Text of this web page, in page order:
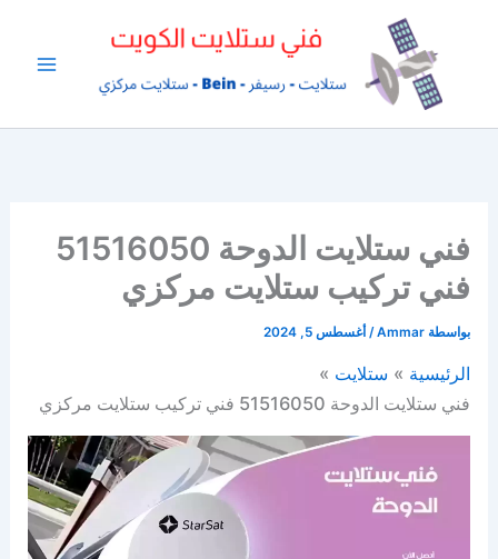
فني ستلايت الدوحة 51516050
فني تركيب ستلايت مركزي
بواسطة Ammar
/ أغسطس 5, 2024
الرئيسية
ستلايت
فني ستلايت الدوحة 51516050 فني تركيب ستلايت مركزي